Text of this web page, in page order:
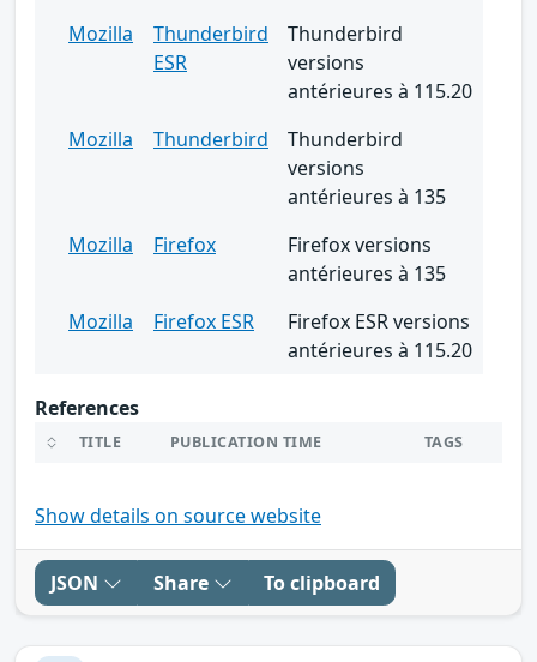
Mozilla
Thunderbird
ESR
Thunderbird
versions
antérieures à 115.20
Mozilla
Thunderbird
Thunderbird
versions
antérieures à 135
Mozilla
Firefox
Firefox versions
antérieures à 135
Mozilla
Firefox ESR
Firefox ESR versions
antérieures à 115.20
References
TITLE PUBLICATION TIME TAGS
Show details on source website
JSON Share To clipboard